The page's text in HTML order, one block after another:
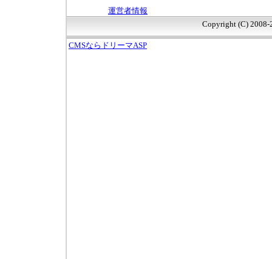
運営者情報
Copyright (C) 2008-
CMSならドリーマASP